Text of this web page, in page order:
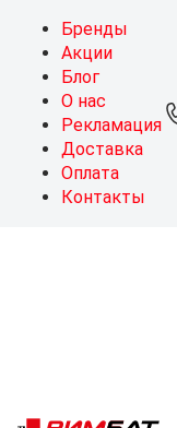
Бренды
Акции
Блог
О нас
Рекламация
Доставка
Оплата
Контакты